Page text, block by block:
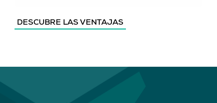
DESCUBRE LAS VENTAJAS